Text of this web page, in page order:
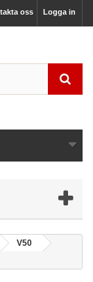
Logga in
oss
V50